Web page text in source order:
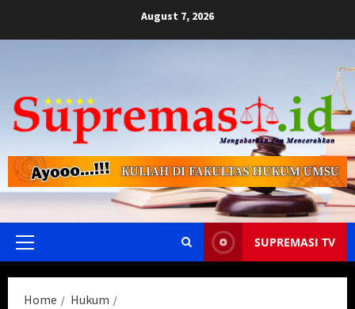
August 7, 2026
Primary
SUPREMASI TV
Home
Hukum